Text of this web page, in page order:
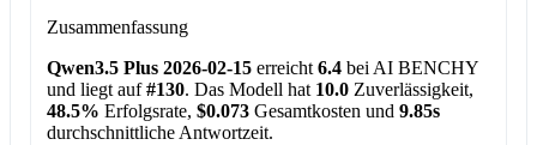
Zusammenfassung
Qwen3.5 Plus 2026-02-15erreicht 6.4bei AI BENCHY
und liegt auf#130. Das Modell hat 10.0Zuverlässigkeit,
48.5% Erfolgsrate, $0.073Gesamtkosten und 9.85s
durchschnittliche Antwortzeit.